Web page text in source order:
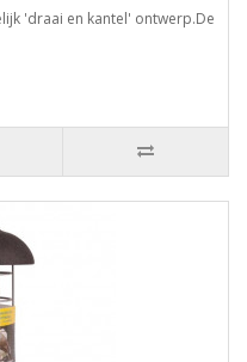
'draai en kantel' ontwerp.De